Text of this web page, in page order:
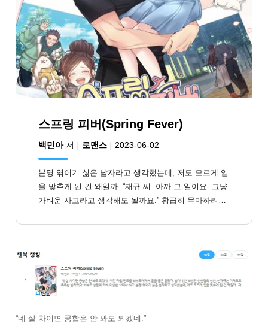
스프링 피버(Spring Fever)
백민아저 로맨스 2023-06-02
분명 엮이기 싫은 남자라고 생각했는데, 저도 모르게 입
을 맞추게 된 건 왜일까. “재규 씨. 아까 그 일이요. 그냥
가벼운 사고라고 생각해도 될까요.” 황급히 무마하려고
봐라. 내 기다리는 거 잘합니다.” 아무래도 그는 사고로
“네 살 차이면 궁합은 안 봐도 되겠네.”